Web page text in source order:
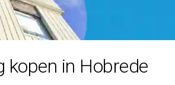
kopen in Hobrede